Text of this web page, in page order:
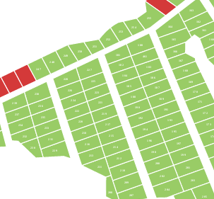
160
161
162
163
164
165
166
167
168
169
170
171
172
173
174
180
181
182 183
184
185
186
187
188
189
190
191
192
193
194
195
196
197
198
199
200
201
202
203
204
205
207
208
209
210
212
211
213
214
215
216
217
218
219
220
221
222
223
224
225
226
227
228
229
230
231
232
233
234
235
236
237
238
239
247
248
249
250
251
252
253
254
255
461